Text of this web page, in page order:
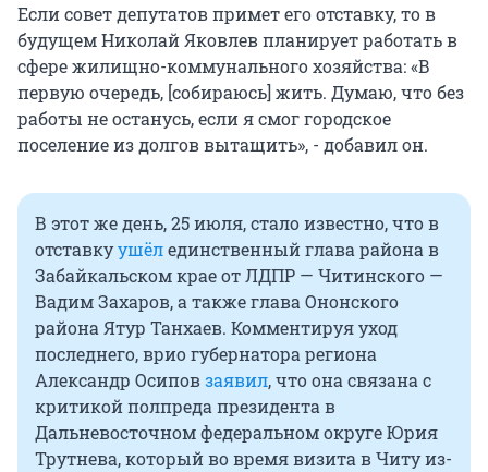
Если совет депутатов примет его отставку, то в
будущем Николай Яковлев планирует работать в
сфере жилищно-коммунального хозяйства: «В
первую очередь, [собираюсь] жить. Думаю, что без
работы не останусь, если я смог городское
поселение из долгов вытащить», - добавил он.
В этот же день, 25 июля, стало известно, что в
отставкуушёлединственный глава района в
Забайкальском крае от ЛДПР — Читинского —
Вадим Захаров, а также глава Ононского
района Ятур Танхаев. Комментируя уход
последнего, врио губернатора региона
Александр Осиповзаявил, что она связана с
критикой полпреда президента в
Дальневосточном федеральном округе Юрия
Трутнева, который во время визита в Читу из-